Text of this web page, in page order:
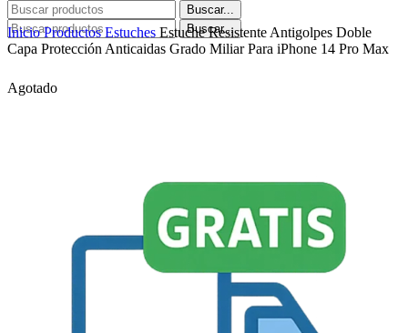
Buscar...
Buscar...
InicioProductosEstuches Estuche Resistente Antigolpes Doble
Capa Protección Anticaidas Grado Miliar Para iPhone 14 Pro Max
Agotado